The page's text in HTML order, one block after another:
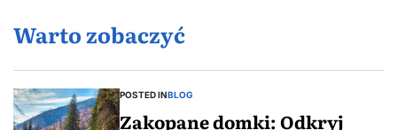
Warto zobaczyć
POSTED INBLOG
Zakopane domki: Odkryj